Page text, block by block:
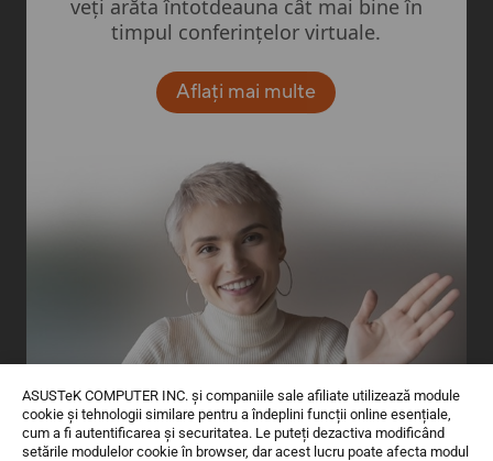
ASUSTeK COMPUTER INC. și companiile sale afiliate utilizează module
cookie și tehnologii similare pentru a îndeplini funcții online esențiale,
cum a fi autentificarea și securitatea. Le puteți dezactiva modificând
setările modulelor cookie în browser, dar acest lucru poate afecta modul
veți arăta întotdeauna cât mai bine în
timpul conferințelor virtuale.
Aflați mai multe